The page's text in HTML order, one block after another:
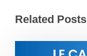
Related Posts